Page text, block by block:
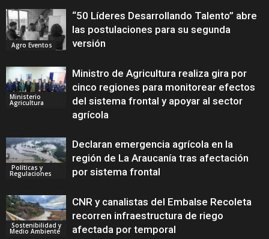
Agro Eventos
“50 Líderes Desarrollando Talento” abre
las postulaciones para su segunda
versión
Ministerio
Agricultura
Ministro de Agricultura realiza gira por
cinco regiones para monitorear efectos
del sistema frontal y apoyar al sector
agrícola
Políticas y
Regulaciones
Declaran emergencia agrícola en la
región de La Araucanía tras afectación
por sistema frontal
Sostenibilidad y
Medio Ambiente
CNR y canalistas del Embalse Recoleta
recorren infraestructura de riego
afectada por temporal